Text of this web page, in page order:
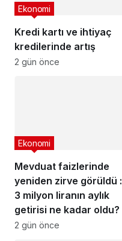
Kredi kartı ve ihtiyaç
kredilerinde artış
Ekonomi
2 gün önce
Mevduat faizlerinde
yeniden zirve görüldü :
3 milyon liranın aylık
getirisi ne kadar oldu?
Ekonomi
2 gün önce